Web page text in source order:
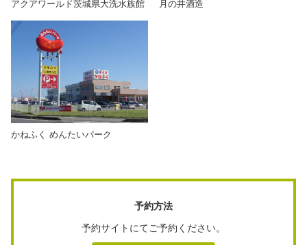
アクアワールド茨城県大洗水族館 月の井酒造
かねふく めんたいパーク
予約方法
予約サイトにてご予約ください。